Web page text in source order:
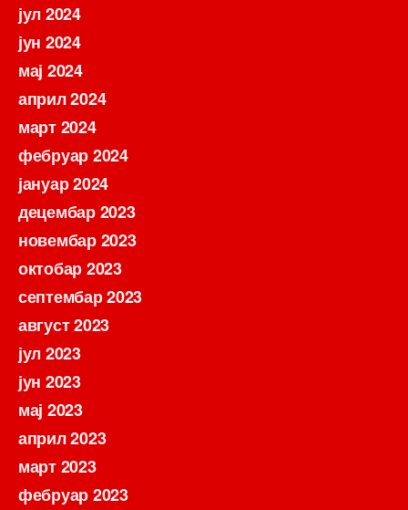
јул 2024
јун 2024
мај 2024
април 2024
март 2024
фебруар 2024
јануар 2024
децембар 2023
новембар 2023
октобар 2023
септембар 2023
август 2023
јул 2023
јун 2023
мај 2023
април 2023
март 2023
фебруар 2023